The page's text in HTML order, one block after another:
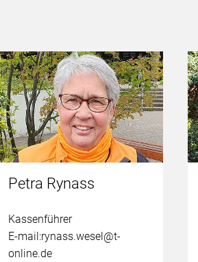
Petra Rynass
Kassenführer
E-mail:rynass.wesel@t-
online.de